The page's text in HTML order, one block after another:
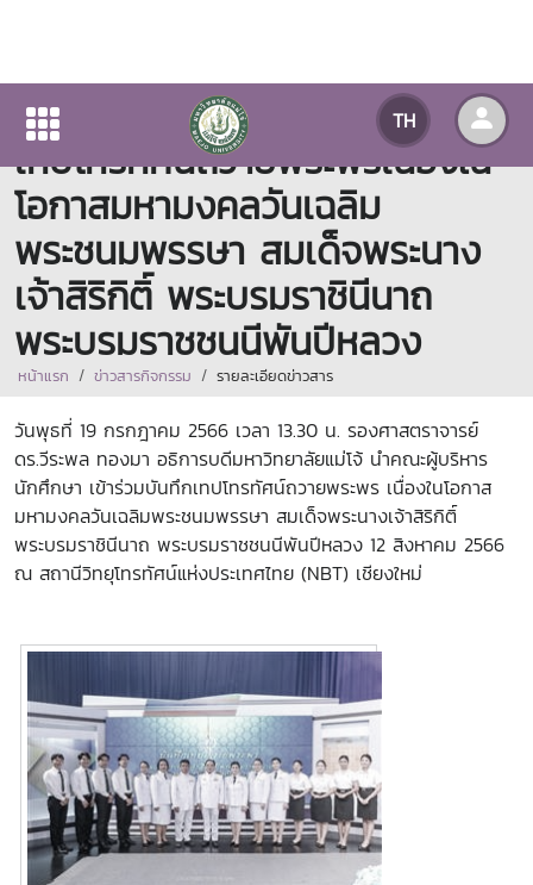
TH
ผู้อำนวยการกองกลางร่วมบันทึก
เทปโทรทัศน์ถวายพระพรเนื่องใน
โอกาสมหามงคลวันเฉลิม
พระชนมพรรษา สมเด็จพระนาง
เจ้าสิริกิติ์ พระบรมราชินีนาถ
พระบรมราชชนนีพันปีหลวง
หน้าแรก ข่าวสารกิจกรรม รายละเอียดข่าวสาร
วันพุธที่ 19 กรกฎาคม 2566 เวลา 13.30 น. รองศาสตราจารย์
ดร.วีระพล ทองมา อธิการบดีมหาวิทยาลัยแม่โจ้ นำคณะผู้บริหาร
นักศึกษา เข้าร่วมบันทึกเทปโทรทัศน์ถวายพระพร เนื่องในโอกาส
มหามงคลวันเฉลิมพระชนมพรรษา สมเด็จพระนางเจ้าสิริกิติ์
พระบรมราชินีนาถ พระบรมราชชนนีพันปีหลวง 12 สิงหาคม 2566
ณ สถานีวิทยุโทรทัศน์แห่งประเทศไทย (NBT) เชียงใหม่